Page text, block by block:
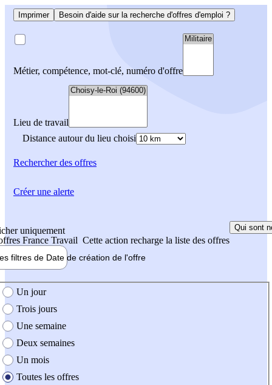
Imprimer Besoin d'aide sur la recherche d'offres d'emploi ?
Métier, compétence, mot-clé, numéro d'offre
Lieu de travail
Distance autour du lieu choisi
Rechercherdes offres
uniquement
France Travail Cette action recharge la liste des offres
Qui sont
filtres de Date de création de l'offre
création de l'offre
Un jour
Trois jours
Une semaine
Deux semaines
Un mois
Toutes les offres
Créer une alerte